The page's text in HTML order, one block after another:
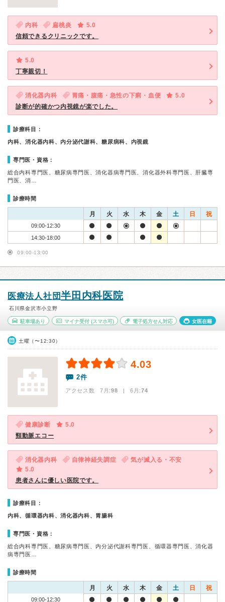
内科 扁桃炎
5.0
信頼できるクリニックです。
5.0
丁寧親切！
消化器内科 胃痛・腹痛・急性の下痢・血便
5.0
診断が的確かつ内視鏡が楽でした。
診療科目：
内科、消化器内科、内分泌代謝科、糖尿病科、内視鏡
専門医・資格：
総合内科専門医、糖尿病専門医、消化器病専門医、消化器外科専門医、肝臓専
門医、消…
診療時間
月 火 水 木 金 土 日 祝
09:00-12:30
14:30-18:00
09:00-13:00
医療法人社団半田内科医院
石川県金沢市小立野
駐車場あり マイナ受付(スマホ可) 電子処方せん対応 女医在籍
土曜（〜12:30）
4.03
2件
アクセス数 7月:98 | 6月:74
健康診断
5.0
頸動脈エコー
消化器内科 自律神経失調症
気が滅入る・不安
5.0
患者さんに優しい医院です。
診療科目：
内科、循環器内科、消化器内科、胃腸科
専門医・資格：
総合内科専門医、糖尿病専門医、内分泌代謝科専門医、循環器専門医、消化器
病専門医…
診療時間
月 火 水 木 金 土 日 祝
09:00-12:30